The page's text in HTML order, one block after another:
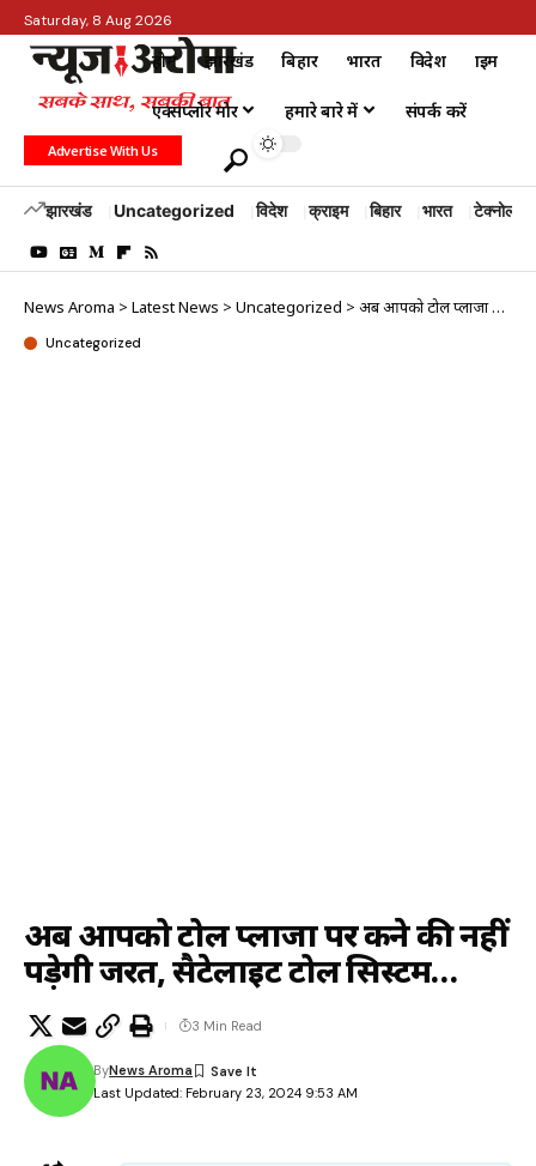
Saturday, 8 Aug 2026
होम झारखंड बिहार भारत विदेश क्राइम
एक्सप्लोर मोर हमारे बारे में संपर्क करें
Advertise With Us
झारखंड Uncategorized विदेश क्राइम बिहार भारत टेक्नोलॉजी
News Aroma > Latest News > Uncategorized > अब आपको टोल प्लाजा पर रुकने की नहीं पड़ेगी जरुरत, सैटेलाइट टोल सिस्टम…
Uncategorized
अब आपको टोल प्लाजा पर रुकने की नहीं
पड़ेगी जरुरत, सैटेलाइट टोल सिस्टम…
Last Updated: February 23, 2024 9:53 AM
ByNews Aroma
3 Min Read